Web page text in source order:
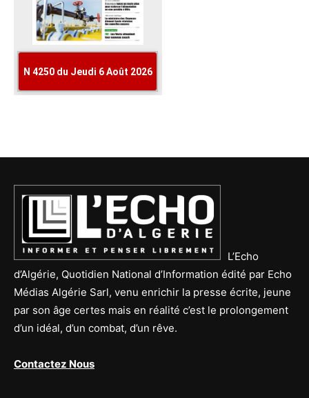
L’Echo
d’Algérie, Quotidien National d’Information édité par Echo
Médias Algérie Sarl, venu enrichir la presse écrite, jeune
par son âge certes mais en réalité c’est le prolongement
d’un idéal, d’un combat, d’un rêve.
Contactez Nous